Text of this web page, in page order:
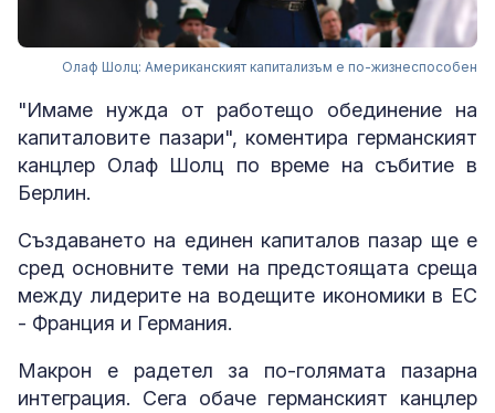
Олаф Шолц: Американският капитализъм е по-жизнеспособен
"Имаме нужда от работещо обединение на
капиталовите пазари", коментира германският
канцлер Олаф Шолц по време на събитие в
Берлин.
Създаването на единен капиталов пазар ще е
сред основните теми на предстоящата среща
между лидерите на водещите икономики в ЕС
- Франция и Германия.
Макрон е радетел за по-голямата пазарна
интеграция. Сега обаче германският канцлер